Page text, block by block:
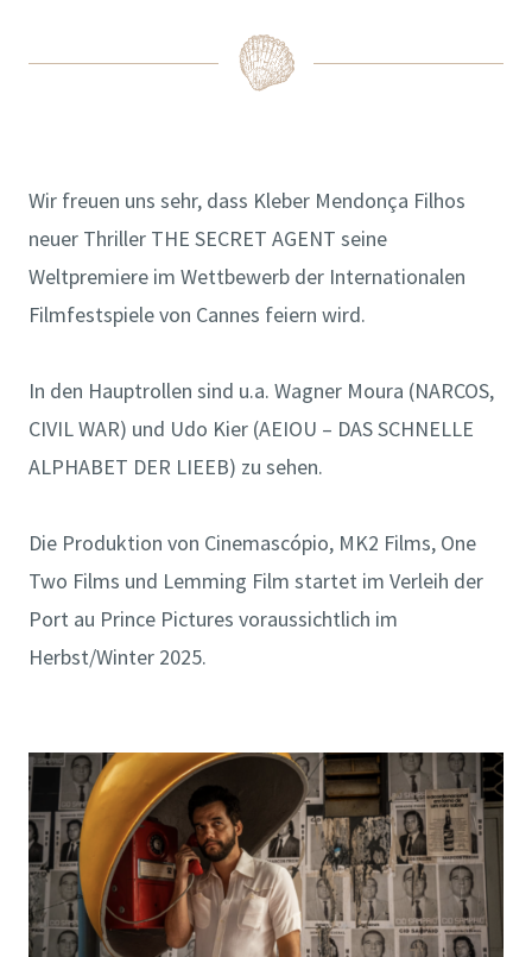
Wir freuen uns sehr, dass Kleber Mendonça Filhos
neuer Thriller THE SECRET AGENT seine
Weltpremiere im Wettbewerb der Internationalen
Filmfestspiele von Cannes feiern wird.
In den Hauptrollen sind u.a. Wagner Moura (NARCOS,
CIVIL WAR) und Udo Kier (AEIOU – DAS SCHNELLE
ALPHABET DER LIEEB) zu sehen.
Die Produktion von Cinemascópio, MK2 Films, One
Two Films und Lemming Film startet im Verleih der
Port au Prince Pictures voraussichtlich im
Herbst/Winter 2025.